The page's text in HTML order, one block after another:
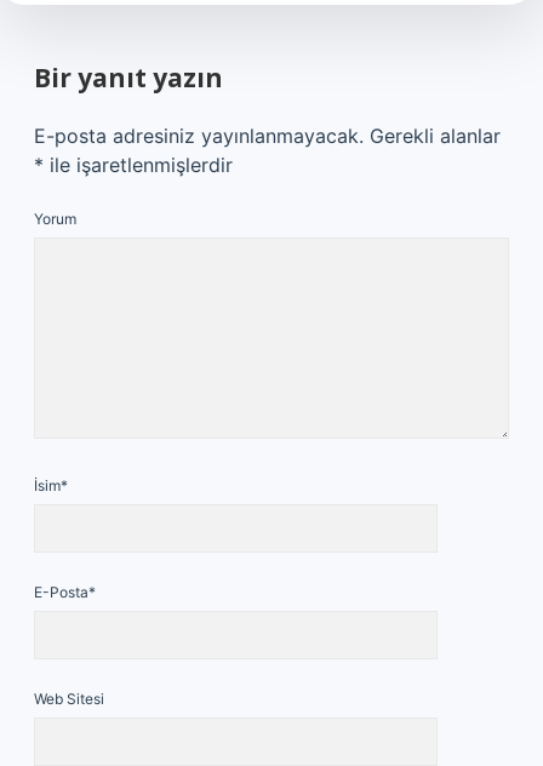
Bir yanıt yazın
E-posta adresiniz yayınlanmayacak. Gerekli alanlar
* ile işaretlenmişlerdir
Yorum
İsim*
E-Posta*
Web Sitesi